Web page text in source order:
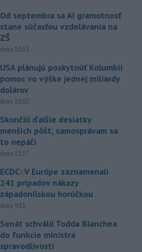
Od septembra sa AI gramotnosť
stane súčasťou vzdelávania na
ZŠ
dnes 10:53
USA plánujú poskytnúť Kolumbii
pomoc vo výške jednej miliardy
dolárov
dnes 10:02
Skončili ďalšie desiatky
menších pôšt, samosprávam sa
to nepáči
dnes 11:17
ECDC: V Európe zaznamenali
241 prípadov nákazy
západonílskou horúčkou
dnes 9:11
Senát schválil Todda Blanchea
do funkcie ministra
spravodlivosti